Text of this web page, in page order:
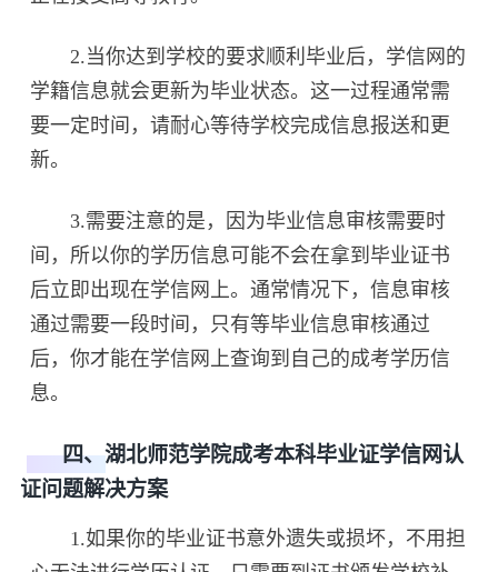
2.当你达到学校的要求顺利毕业后，学信网的
学籍信息就会更新为毕业状态。这一过程通常需
要一定时间，请耐心等待学校完成信息报送和更
新。
3.需要注意的是，因为毕业信息审核需要时
间，所以你的学历信息可能不会在拿到毕业证书
后立即出现在学信网上。通常情况下，信息审核
通过需要一段时间，只有等毕业信息审核通过
后，你才能在学信网上查询到自己的成考学历信
息。
四、湖北师范学院成考本科毕业证学信网认
证问题解决方案
1.如果你的毕业证书意外遗失或损坏，不用担